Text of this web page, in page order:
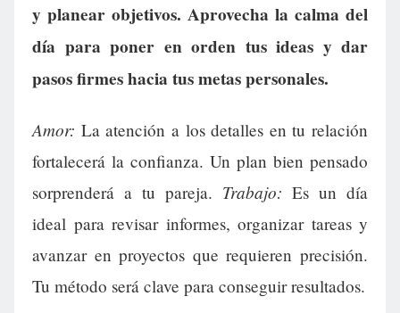
y planear objetivos. Aprovecha la calma del
día para poner en orden tus ideas y dar
pasos firmes hacia tus metas personales.
Amor: La atención a los detalles en tu relación
fortalecerá la confianza. Un plan bien pensado
sorprenderá a tu pareja. Trabajo: Es un día
ideal para revisar informes, organizar tareas y
avanzar en proyectos que requieren precisión.
Tu método será clave para conseguir resultados.